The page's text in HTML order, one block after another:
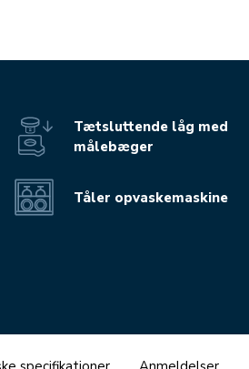
Tætsluttende låg med
målebæger
Tåler opvaskemaskine